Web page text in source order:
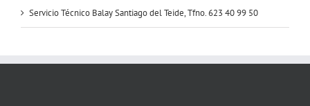
Servicio Técnico Balay Santiago del Teide, Tfno. 623 40 99 50